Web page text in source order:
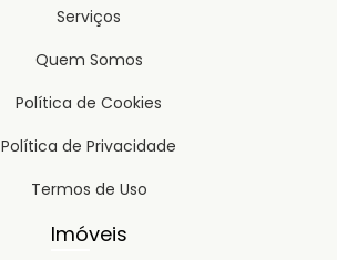
Serviços
Quem Somos
Política de Cookies
Política de Privacidade
Termos de Uso
Imóveis